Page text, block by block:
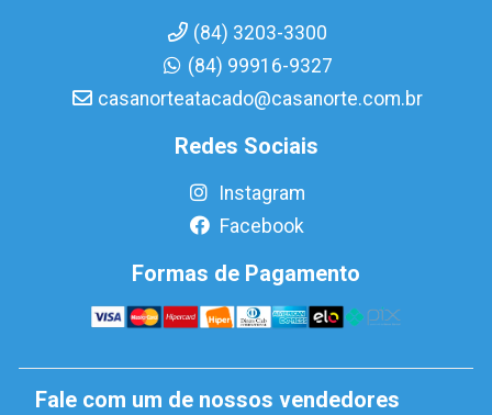
(84) 3203-3300
(84) 99916-9327
casanorteatacado@casanorte.com.br
Redes Sociais
Instagram
Facebook
Formas de Pagamento
Fale com um de nossos vendedores